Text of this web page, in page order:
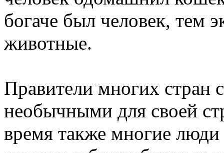
богаче был человек, тем
животные.
Правители многих стран
необычными для своей
время также многие люди